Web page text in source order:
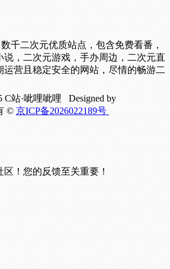
千二次元优质站点，包含免费看番，
说，二次元游戏，手办周边，二次元直
营且稳定安全的网站，尽情的畅游二
C站·呲哩呲哩 Designed by
© 京ICP备2026022189号
！您的反馈至关重要！